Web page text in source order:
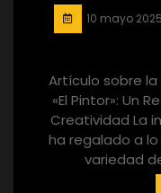
10 mayo 2025
Artículo sobre la
«El Pintor»: Un
Creatividad La
ha regalado a
variedad